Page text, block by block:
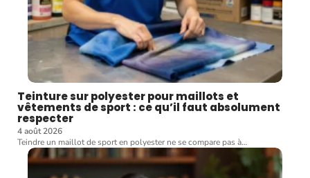
Teinture sur polyester pour maillots et
vêtements de sport : ce qu’il faut absolument
respecter
4 août 2026
Teindre un maillot de sport en polyester ne se compare pas à…